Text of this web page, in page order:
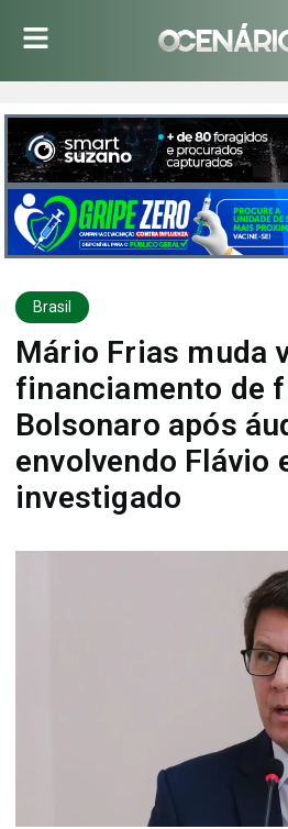
Brasil
Mário Frias muda
financiamento de
Bolsonaro após
envolvendo Flávio
investigado